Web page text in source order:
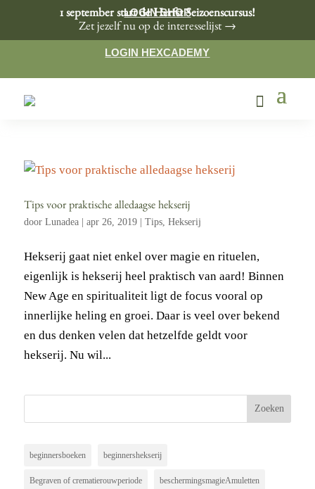
LOGIN SHOP
1 september start de Herfst Seizoenscursus!
Zet jezelf nu op de interesselijst →
LOGIN HEXCADEMY
Tips voor praktische alledaagse hekserij
door Lunadea| apr 26, 2019| Tips, Hekserij
Hekserij gaat niet enkel over magie en rituelen,
eigenlijk is hekserij heel praktisch van aard! Binnen
New Age en spiritualiteit ligt de focus vooral op
innerlijke heling en groei. Daar is veel over bekend
en dus denken velen dat hetzelfde geldt voor
hekserij. Nu wil...
beginnersboeken beginnershekserij
Begraven of crematierouwperiode beschermingsmagieAmuletten